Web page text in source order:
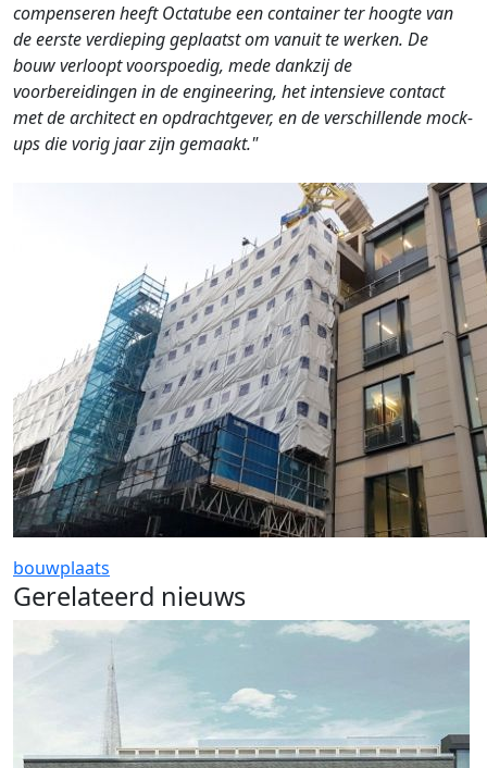
compenseren heeft Octatube een container ter hoogte van
de eerste verdieping geplaatst om vanuit te werken. De
bouw verloopt voorspoedig, mede dankzij de
voorbereidingen in de engineering, het intensieve contact
met de architect en opdrachtgever, en de verschillende mock-
ups die vorig jaar zijn gemaakt."
bouwplaats
Gerelateerd nieuws